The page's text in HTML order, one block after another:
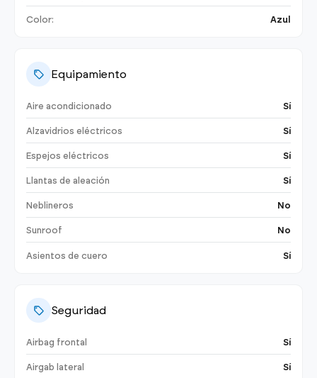
Color: Azul
Equipamiento
Aire acondicionado Sí
Alzavidrios eléctricos Sí
Espejos eléctricos Sí
Llantas de aleación Sí
Neblineros No
Sunroof No
Asientos de cuero Sí
Seguridad
Airbag frontal Sí
Airgab lateral Sí